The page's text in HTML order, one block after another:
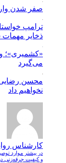
صفر شدن
ترامپ
ذخایر
«کشمیری»؛
می‌گیرد
محسن رضایی:
نخواهیم داد
کارشناس
در بیشتر موارد
و کیفیت جرقه‌زنی